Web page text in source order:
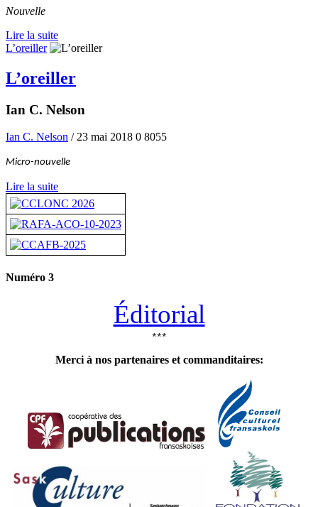
Nouvelle
Lire la suite
L’oreiller
L’oreiller
Ian C. Nelson
Ian C. Nelson / 23 mai 2018 0 8055
Micro-nouvelle
Lire la suite
Numéro 3
Éditorial
***
Merci à nos partenaires et commanditaires: